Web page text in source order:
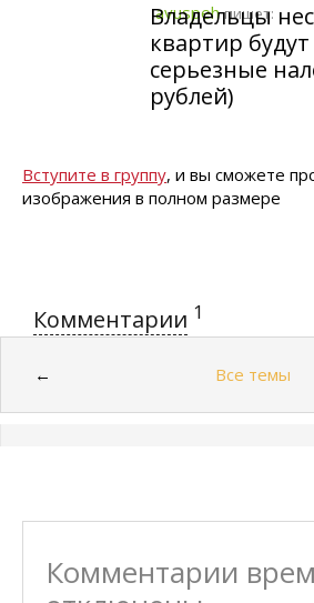
avuspeh пишет:
Владельцы
квартир
серьезные
рублей)
Вступите в группу, и вы сможете
изображения в полном размере
Комментарии 1
← Все темы
Комментарии